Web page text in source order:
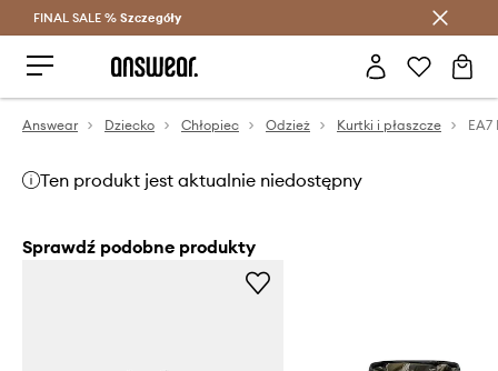
Oszczędzaj z Answear Club >
FINAL SALE % Szczegóły
Answear Dziecko Chłopiec Odzież Kurtki i płaszcze
Ten produkt jest aktualnie niedostępny
Sprawdź podobne produkty